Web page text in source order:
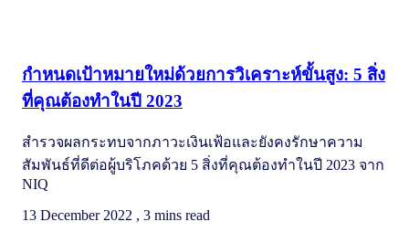
กำหนดเป้าหมายใหม่ด้วยการวิเคราะห์ขั้นสูง: 5 สิ่ง
ที่คุณต้องทำในปี 2023
สํารวจผลกระทบจากภาวะเงินเฟ้อและยังคงรักษาความ
สัมพันธ์ที่ดีต่อผู้บริโภคด้วย 5 สิ่งที่คุณต้องทำในปี 2023 จาก
NIQ
13 December 2022 , 3 mins read